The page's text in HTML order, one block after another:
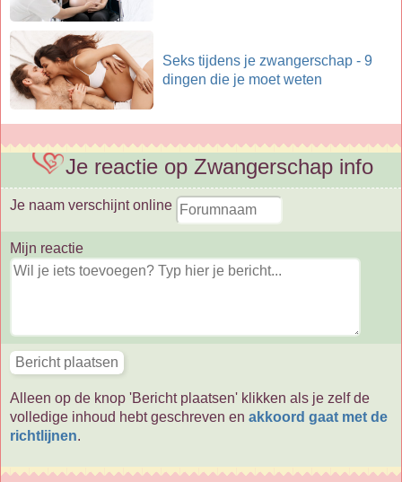
Seks tijdens je zwangerschap - 9
dingen die je moet weten
Je reactie op Zwangerschap info
Je naam verschijnt online
Mijn reactie
Alleen op de knop 'Bericht plaatsen' klikken als je zelf de
volledige inhoud hebt geschreven en akkoord gaat met de
richtlijnen.